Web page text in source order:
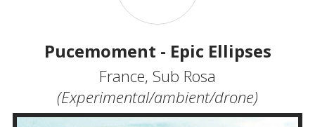
Pucemoment - Epic Ellipses
France, Sub Rosa
(Experimental/ambient/drone)